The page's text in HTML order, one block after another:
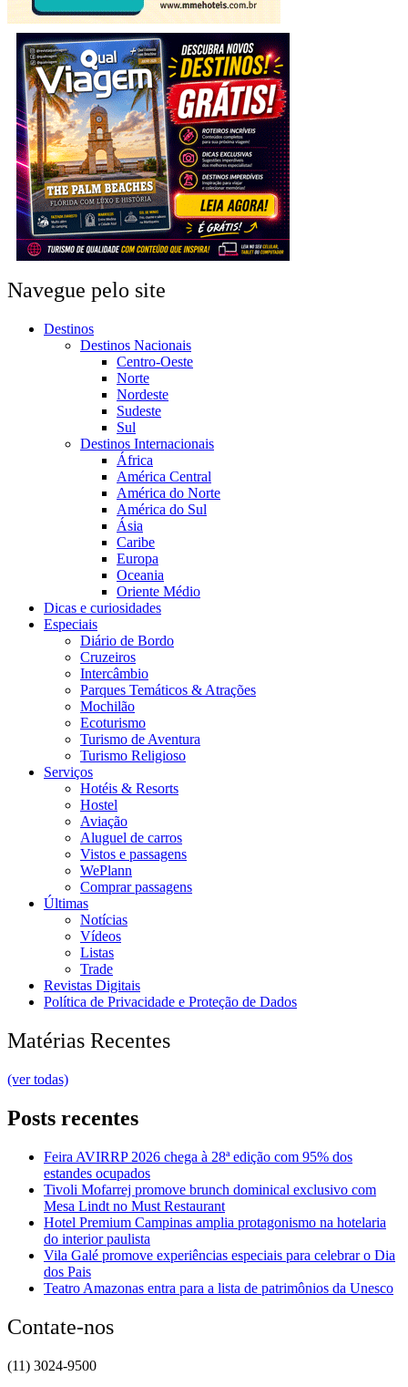
Navegue pelo site
Destinos
Destinos Nacionais
Centro-Oeste
Norte
Nordeste
Sudeste
Sul
Destinos Internacionais
África
América Central
América do Norte
América do Sul
Ásia
Caribe
Europa
Oceania
Oriente Médio
Dicas e curiosidades
Especiais
Diário de Bordo
Cruzeiros
Intercâmbio
Parques Temáticos & Atrações
Mochilão
Ecoturismo
Turismo de Aventura
Turismo Religioso
Serviços
Hotéis & Resorts
Hostel
Aviação
Aluguel de carros
Vistos e passagens
WePlann
Comprar passagens
Últimas
Notícias
Vídeos
Listas
Trade
Revistas Digitais
Política de Privacidade e Proteção de Dados
Matérias Recentes
(ver todas)
Posts recentes
Feira AVIRRP 2026 chega à 28ª edição com 95% dos
estandes ocupados
Tivoli Mofarrej promove brunch dominical exclusivo com
Mesa Lindt no Must Restaurant
Hotel Premium Campinas amplia protagonismo na hotelaria
do interior paulista
Vila Galé promove experiências especiais para celebrar o Dia
dos Pais
Teatro Amazonas entra para a lista de patrimônios da Unesco
Contate-nos
(11) 3024-9500